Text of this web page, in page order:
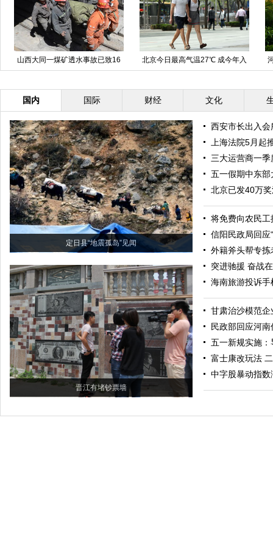
山西大同一煤矿透水事故已致16
人遇难
北京今日最高气温27℃ 成今年入
春以来最暖一天
国内 国际 财经 文化
定日县“地震孤岛”见闻
晋江有堵钞票墙
西安市长出入
上海法院5月起
三大运营商一
五一假期中东部
北京已发40万
将免费向农民
信阳民政局回应
外籍斧头帮专拣
突进驰援 奋战
海南旅游投诉
甘肃治沙模范
民政部回应河
五一新规实施
富士康改玩法
中字股暴动指